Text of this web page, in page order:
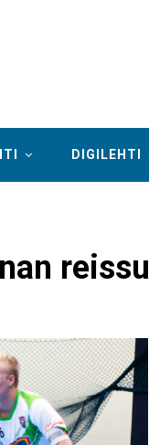
DIGILEHTI
reissu